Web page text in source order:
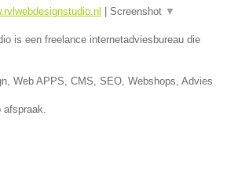
Screenshot ▼
is een freelance internetadviesbureau die
Web APPS, CMS, SEO, Webshops, Advies